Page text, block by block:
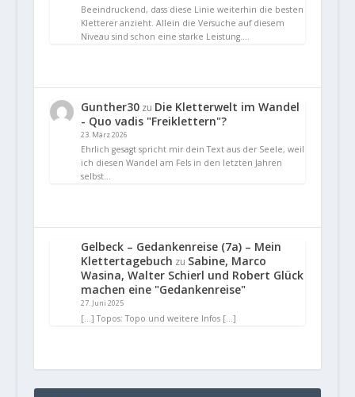
Beeindruckend, dass diese Linie weiterhin die besten
Kletterer anzieht. Allein die Versuche auf diesem
Niveau sind schon eine starke Leistung.…
Gunther30zu Die Kletterwelt im Wandel
- Quo vadis "Freiklettern"?
23. März 2026
Ehrlich gesagt spricht mir dein Text aus der Seele, weil
ich diesen Wandel am Fels in den letzten Jahren
selbst…
Gelbeck – Gedankenreise (7a) – Mein
Klettertagebuch zu Sabine, Marco
Wasina, Walter Schierl und Robert Glück
machen eine "Gedankenreise"
27. Juni 2025
[…] Topos: Topo und weitere Infos […]